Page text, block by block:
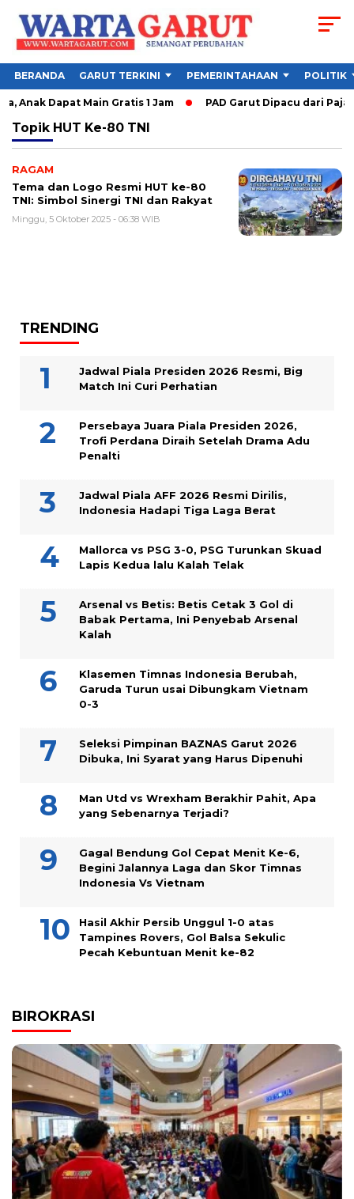
BERANDA GARUT TERKINI PEMERINTAHAAN POLITIK
Dapat Main Gratis 1 Jam PAD Garut Dipacu dari
Topik HUT Ke-80 TNI
RAGAM
Tema dan Logo Resmi HUT ke-80
TNI: Simbol Sinergi TNI dan Rakyat
Minggu, 5 Oktober 2025 - 06:38 WIB
TRENDING
Jadwal Piala Presiden 2026 Resmi, Big
Match Ini Curi Perhatian
Persebaya Juara Piala Presiden 2026,
Trofi Perdana Diraih Setelah Drama Adu
Penalti
Jadwal Piala AFF 2026 Resmi Dirilis,
Indonesia Hadapi Tiga Laga Berat
Mallorca vs PSG 3-0, PSG Turunkan Skuad
Lapis Kedua lalu Kalah Telak
Arsenal vs Betis: Betis Cetak 3 Gol di
Babak Pertama, Ini Penyebab Arsenal
Kalah
Klasemen Timnas Indonesia Berubah,
Garuda Turun usai Dibungkam Vietnam
0-3
Seleksi Pimpinan BAZNAS Garut 2026
Dibuka, Ini Syarat yang Harus Dipenuhi
Man Utd vs Wrexham Berakhir Pahit, Apa
yang Sebenarnya Terjadi?
Gagal Bendung Gol Cepat Menit Ke-6,
Begini Jalannya Laga dan Skor Timnas
Indonesia Vs Vietnam
Hasil Akhir Persib Unggul 1-0 atas
Tampines Rovers, Gol Balsa Sekulic
Pecah Kebuntuan Menit ke-82
BIROKRASI